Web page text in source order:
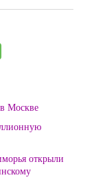
Москве
открыли